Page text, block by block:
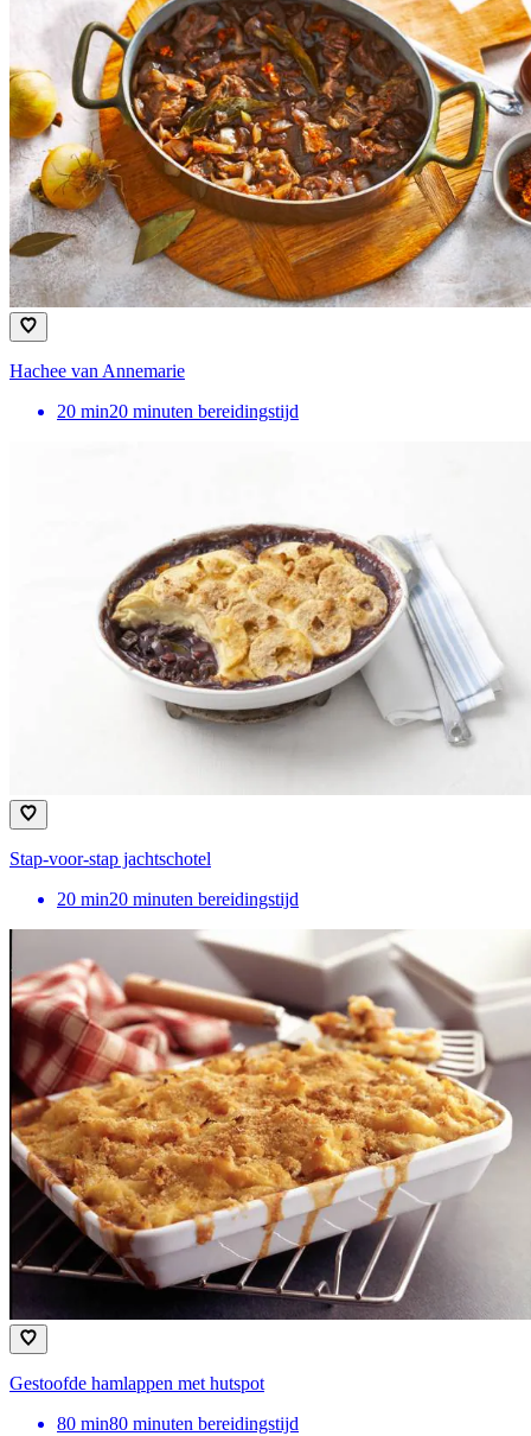
Hachee van Annemarie
20 min20 minuten bereidingstijd
Stap-voor-stap jachtschotel
20 min20 minuten bereidingstijd
Gestoofde hamlappen met hutspot
80 min80 minuten bereidingstijd